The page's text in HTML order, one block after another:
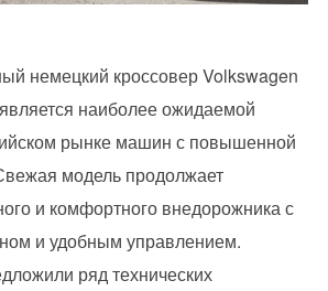
немецкий кроссовер Volkswagen
наиболее ожидаемой
рынке машин с повышенной
модель продолжает
и комфортного внедорожника с
и удобным управлением.
ряд технических